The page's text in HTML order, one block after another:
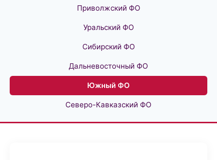
Приволжский ФО
Уральский ФО
Сибирский ФО
Дальневосточный ФО
Южный ФО
Северо-Кавказский ФО